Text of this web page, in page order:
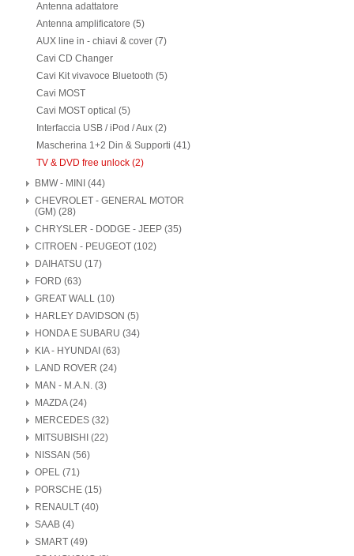
Antenna adattatore
Antenna amplificatore (5)
AUX line in - chiavi & cover (7)
Cavi CD Changer
Cavi Kit vivavoce Bluetooth (5)
Cavi MOST
Cavi MOST optical (5)
Interfaccia USB / iPod / Aux (2)
Mascherina 1+2 Din & Supporti (41)
TV & DVD free unlock (2)
BMW - MINI (44)
CHEVROLET - GENERAL MOTOR
(GM) (28)
CHRYSLER - DODGE - JEEP (35)
CITROEN - PEUGEOT (102)
DAIHATSU (17)
FORD (63)
GREAT WALL (10)
HARLEY DAVIDSON (5)
HONDA E SUBARU (34)
KIA - HYUNDAI (63)
LAND ROVER (24)
MAN - M.A.N. (3)
MAZDA (24)
MERCEDES (32)
MITSUBISHI (22)
NISSAN (56)
OPEL (71)
PORSCHE (15)
RENAULT (40)
SAAB (4)
SMART (49)